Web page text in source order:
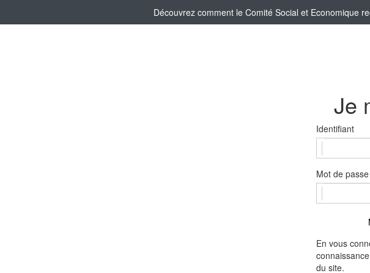
Découvrez comment le Comité Social et Economique
Je
Identifiant
Mot de passe
En vous
du site.